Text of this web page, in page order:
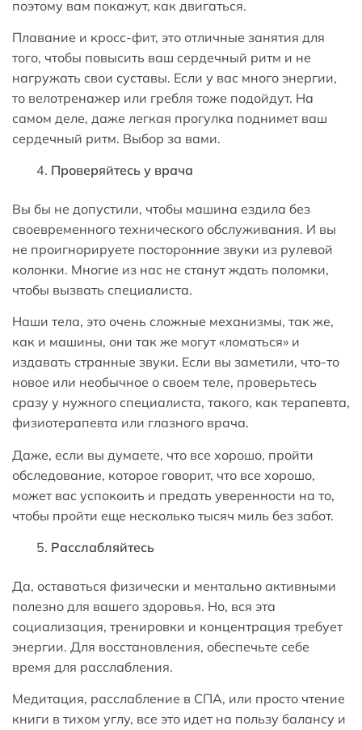
поэтому вам покажут, как двигаться.
Плавание и кросс-фит, это отличные занятия для
того, чтобы повысить ваш сердечный ритм и не
нагружать свои суставы. Если у вас много энергии,
то велотренажер или гребля тоже подойдут. На
самом деле, даже легкая прогулка поднимет ваш
сердечный ритм. Выбор за вами.
Проверяйтесь у врача
Вы бы не допустили, чтобы машина ездила без
своевременного технического обслуживания. И вы
не проигнорируете посторонние звуки из рулевой
колонки. Многие из нас не станут ждать поломки,
чтобы вызвать специалиста.
Наши тела, это очень сложные механизмы, так же,
как и машины, они так же могут «ломаться» и
издавать странные звуки. Если вы заметили, что-то
новое или необычное о своем теле, проверьтесь
сразу у нужного специалиста, такого, как терапевта,
физиотерапевта или глазного врача.
Даже, если вы думаете, что все хорошо, пройти
обследование, которое говорит, что все хорошо,
может вас успокоить и предать уверенности на то,
чтобы пройти еще несколько тысяч миль без забот.
Расслабляйтесь
Да, оставаться физически и ментально активными
полезно для вашего здоровья. Но, вся эта
социализация, тренировки и концентрация требует
энергии. Для восстановления, обеспечьте себе
время для расслабления.
Медитация, расслабление в СПА, или просто чтение
книги в тихом углу, все это идет на пользу балансу и